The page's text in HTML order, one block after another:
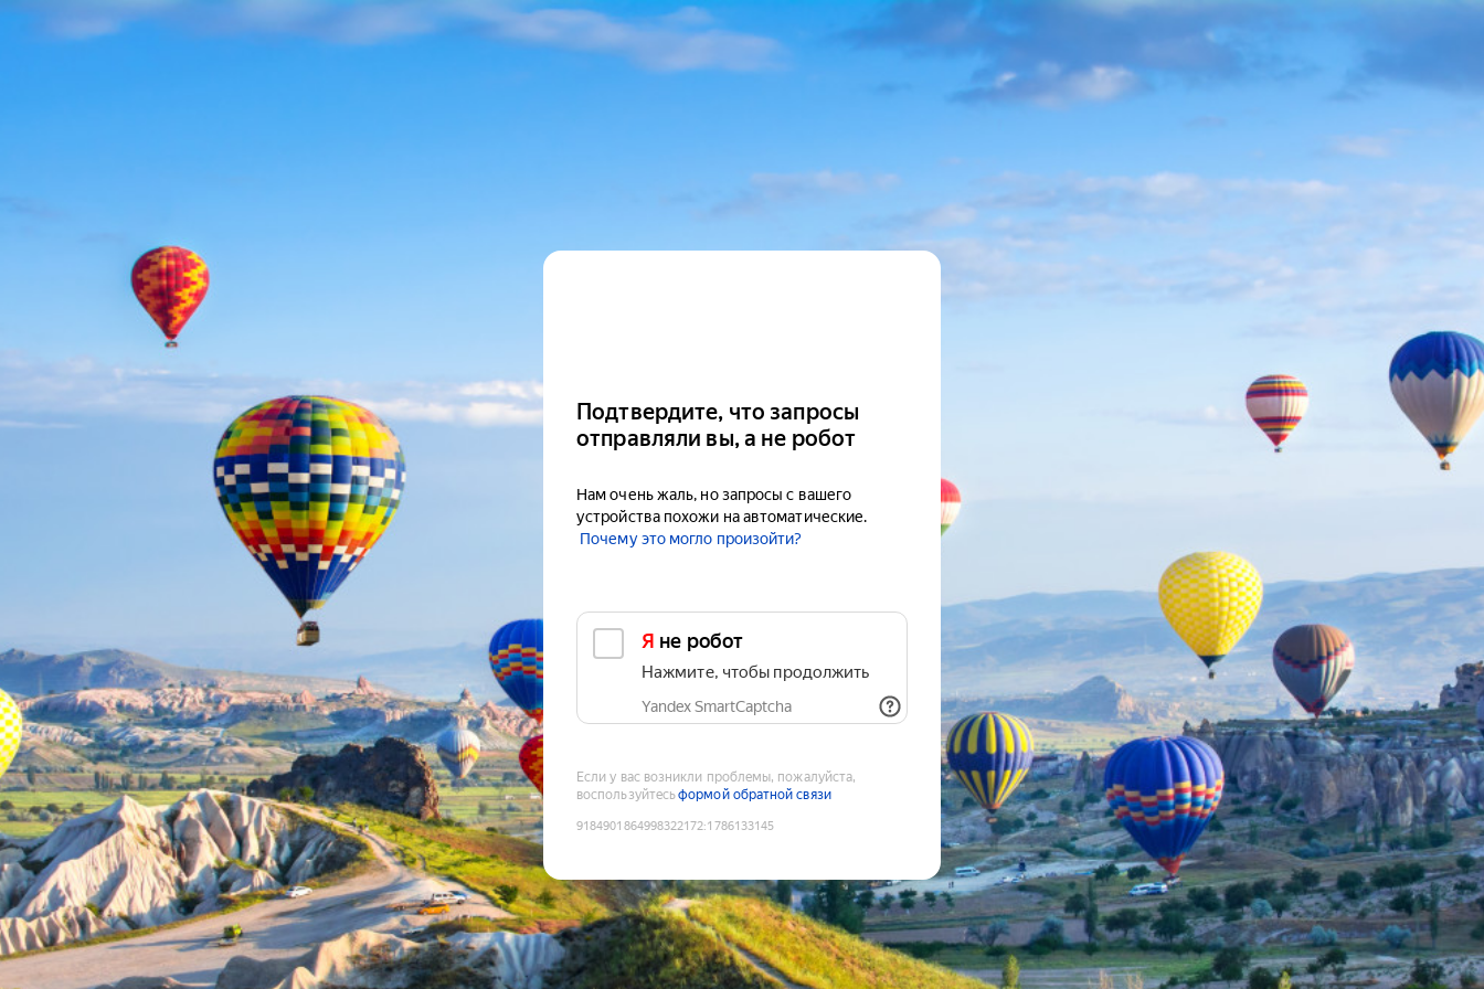
Подтвердите, что запросы
отправляли вы, а не робот
Нам очень жаль, но запросы с вашего
устройства похожи на автоматические.
Почему это могло произойти?
Я не робот
Нажмите, чтобы продолжить
Yandex SmartCaptcha
Если у вас возникли проблемы, пожалуйста,
воспользуйтесьформой обратной связи
9184901864998322172:1786133145